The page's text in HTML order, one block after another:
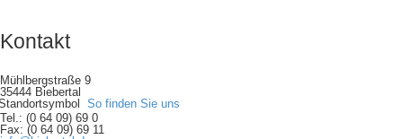
Kontakt
Mühlbergstraße 9
35444 Biebertal
So finden Sie uns
Tel.: (0 64 09) 69 0
Fax: (0 64 09) 69 11